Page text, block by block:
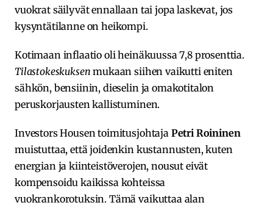
vuokrat säilyvät ennallaan tai jopa laskevat, jos
kysyntätilanne on heikompi.
Kotimaan inflaatio oli heinäkuussa 7,8 prosenttia.
Tilastokeskuksenmukaan siihen vaikutti eniten
sähkön, bensiinin, dieselin ja omakotitalon
peruskorjausten kallistuminen.
Investors Housen toimitusjohtaja Petri Roininen
muistuttaa, että joidenkin kustannusten, kuten
energian ja kiinteistöverojen, nousut eivät
kompensoidu kaikissa kohteissa
vuokrankorotuksin. Tämä vaikuttaa alan